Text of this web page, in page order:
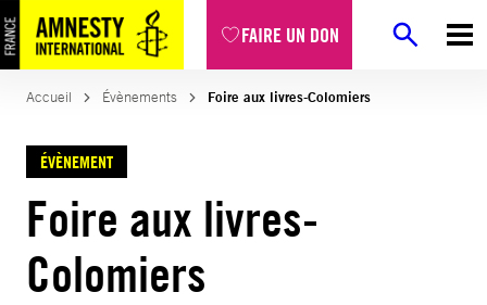
FAIRE UN DON
Accueil Évènements Foire aux livres-Colomiers
ÉVÈNEMENT
Foire aux livres-
Colomiers